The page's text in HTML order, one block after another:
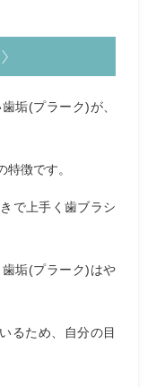
垢(プラーク)が、
徴です。
で上手く歯ブラシ
垢(プラーク)はや
るため、自分の目